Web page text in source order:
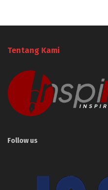
Tentang Kami
Follow us